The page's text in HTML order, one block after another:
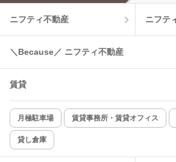
ニフティ不動産 ニフテ
＼Because／ ニフティ不動産
賃貸
月極駐車場 賃貸事務所・賃貸オフィス
貸し倉庫